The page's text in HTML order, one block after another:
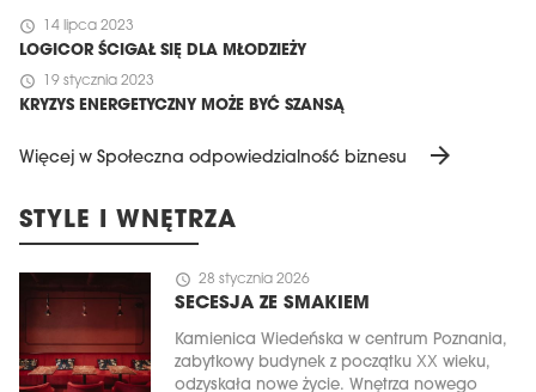
schedule 14 lipca 2023
LOGICOR ŚCIGAŁ SIĘ DLA MŁODZIEŻY
schedule 19 stycznia 2023
KRYZYS ENERGETYCZNY MOŻE BYĆ SZANSĄ
Więcej w Społeczna odpowiedzialność biznesu arrow_forward
STYLE I WNĘTRZA
schedule 28 stycznia 2026
SECESJA ZE SMAKIEM
Kamienica Wiedeńska w centrum Poznania,
zabytkowy budynek z początku XX wieku,
odzyskała nowe życie. Wnętrza nowego